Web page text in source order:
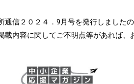
通信２０２４．9月号を発行しました
載内容に関してご不明点等があれば、